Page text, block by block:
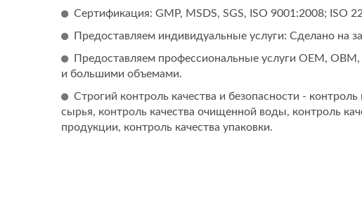
Сертификация: GMP, MSDS, SGS, ISO 9001:2008; ISO
Предоставляем индивидуальные услуги: Сделано на
Предоставляем профессиональные услуги OEM,
и большими объемами.
Строгий контроль качества и безопасности -
сырья, контроль качества очищенной воды, контроль
продукции, контроль качества упаковки.